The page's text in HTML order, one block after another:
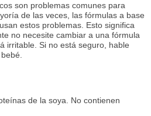
son problemas comunes para
de las veces, las fórmulas a base
estos problemas. Esto significa
no necesite cambiar a una fórmula
irritable. Si no está seguro, hable
de la soya. No contienen